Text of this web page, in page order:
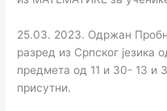
25.03. 2023. Одржан
разред из Српског језика
предмета од 11 и 30- 13 и
присутни.